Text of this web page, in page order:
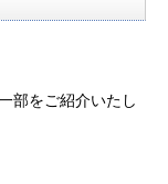
部をご紹介いたし